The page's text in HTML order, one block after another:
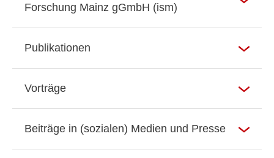
Forschung Mainz gGmbH (ism)
Publikationen
Vorträge
Beiträge in (sozialen) Medien und Presse